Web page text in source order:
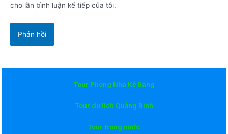
cho lần bình luận kế tiếp của tôi.
Tour Phong Nha Kẻ Bàng
Tour du lịch Quảng Bình
Tour trong nước